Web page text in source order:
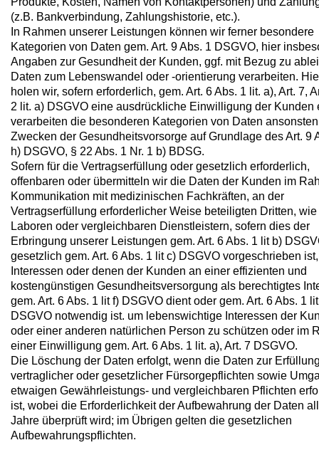
(z.B. Bankverbindung, Zahlungshistorie, etc.).
In Rahmen unserer Leistungen können wir ferner besondere
Kategorien von Daten gem. Art. 9 Abs. 1 DSGVO, hier
Angaben zur Gesundheit der Kunden, ggf. mit Bezug zu
Daten zum Lebenswandel oder -orientierung verarbeiten.
holen wir, sofern erforderlich, gem. Art. 6 Abs. 1 lit. a), Art. 7,
2 lit. a) DSGVO eine ausdrückliche Einwilligung der Kunden
verarbeiten die besonderen Kategorien von Daten
Zwecken der Gesundheitsvorsorge auf Grundlage des Art. 9
h) DSGVO, § 22 Abs. 1 Nr. 1 b) BDSG.
Sofern für die Vertragserfüllung oder gesetzlich erforderlich,
offenbaren oder übermitteln wir die Daten der Kunden im
Kommunikation mit medizinischen Fachkräften, an der
Vertragserfüllung erforderlicher Weise beteiligten Dritten, wie
Laboren oder vergleichbaren Dienstleistern, sofern dies der
Erbringung unserer Leistungen gem. Art. 6 Abs. 1 lit b)
gesetzlich gem. Art. 6 Abs. 1 lit c) DSGVO vorgeschrieben
Interessen oder denen der Kunden an einer effizienten und
kostengünstigen Gesundheitsversorgung als berechtigtes
gem. Art. 6 Abs. 1 lit f) DSGVO dient oder gem. Art. 6 Abs. 1
DSGVO notwendig ist. um lebenswichtige Interessen der
oder einer anderen natürlichen Person zu schützen oder im
einer Einwilligung gem. Art. 6 Abs. 1 lit. a), Art. 7 DSGVO.
Die Löschung der Daten erfolgt, wenn die Daten zur
vertraglicher oder gesetzlicher Fürsorgepflichten sowie
etwaigen Gewährleistungs- und vergleichbaren Pflichten
ist, wobei die Erforderlichkeit der Aufbewahrung der Daten
Jahre überprüft wird; im Übrigen gelten die gesetzlichen
Aufbewahrungspflichten.